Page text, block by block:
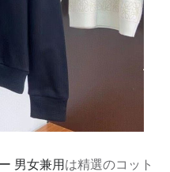
男女兼用 は精選のコット